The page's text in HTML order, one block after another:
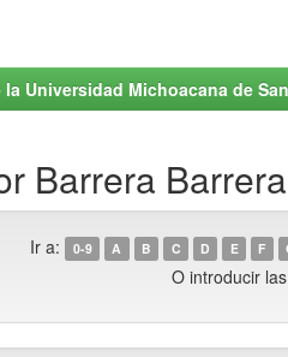
Universidad Michoacana de
Barrera
Ir a: 0-9 A B C D E F
O introducir